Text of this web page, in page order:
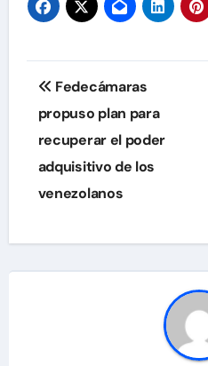
Navegación
de
entradas
Fedecámaras
propuso plan para
recuperar el poder
adquisitivo de los
venezolanos